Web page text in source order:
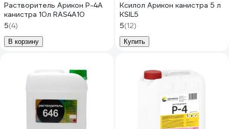
Растворитель Арикон Р-4А
канистра 10л RAS4A10
5(4)
В корзину
Ксилол Арикон канистра 5 л
KSIL5
5(12)
Купить